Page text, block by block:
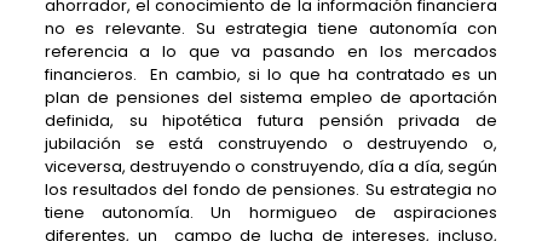
ahorrador, el conocimiento de la información financiera
no es relevante. Su estrategia tiene autonomía con
referencia a lo que va pasando en los mercados
financieros. En cambio, si lo que ha contratado es un
plan de pensiones del sistema empleo de aportación
definida, su hipotética futura pensión privada de
jubilación se está construyendo o destruyendo o,
viceversa, destruyendo o construyendo, día a día, según
los resultados del fondo de pensiones. Su estrategia no
tiene autonomía. Un hormigueo de aspiraciones
diferentes, un campo de lucha de intereses, incluso,